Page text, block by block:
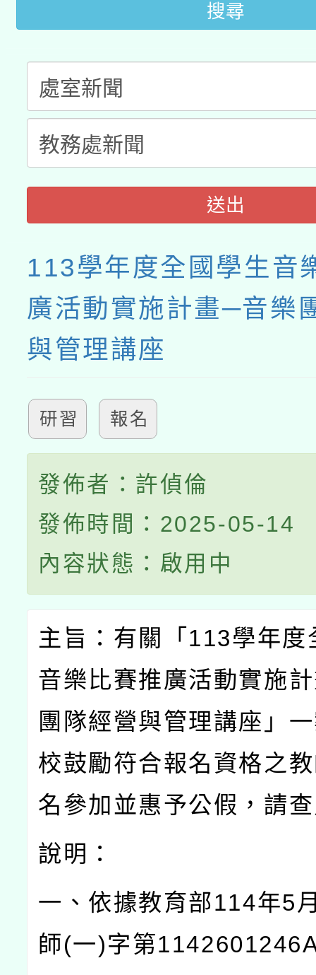
搜尋
送出
113學年度全國學生音
廣活動實施計畫─音樂
與管理講座
研習 報名
發佈者：許偵倫
發佈時間：2025-05-14
內容狀態：啟用中
主旨：有關「 113學年度
音樂比賽推廣活動實施
團隊經營與管理講座」
校鼓勵符合報名資格之
名參加並惠予公假，請
說明：
一、依據教育部114年5
師(一)字第